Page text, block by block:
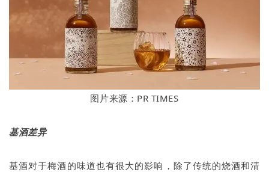
图片来源：PR TIMES
基酒差异
基酒对于梅酒的味道也有很大的影响，除了传统的烧酒和清